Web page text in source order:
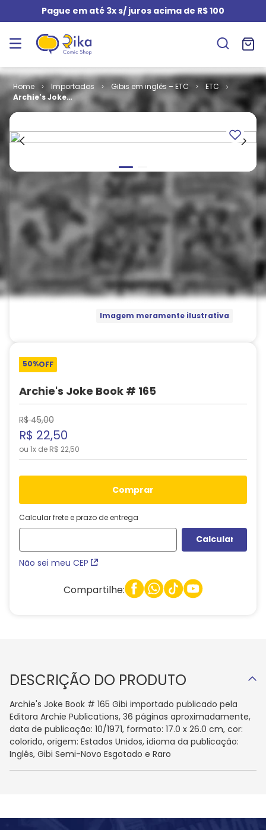
Pague em até 3x s/ juros acima de R$ 100
Importados Gibis em inglês – ETC
ETC
Archie's Joke
Book # 165
Imagem meramente ilustrativa
50%OFF
Archie's Joke Book # 165
R$ 45,00
R$ 22,50
ou 1x de R$ 22,50
comprar
Calcular frete e prazo de entrega
Não sei meu CEP
Compartilhe:
DESCRIÇÃO DO PRODUTO
Archie's Joke Book # 165 Gibi importado publicado pela
Editora Archie Publications, 36 páginas aproximadamente,
data de publicação: 10/1971, formato: 17.0 x 26.0 cm, cor:
colorido, origem: Estados Unidos, idioma da publicação:
Inglês, Gibi Semi-Novo Esgotado e Raro